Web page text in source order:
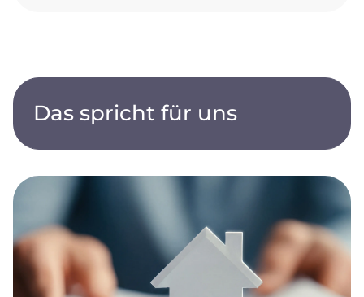
Das spricht für uns